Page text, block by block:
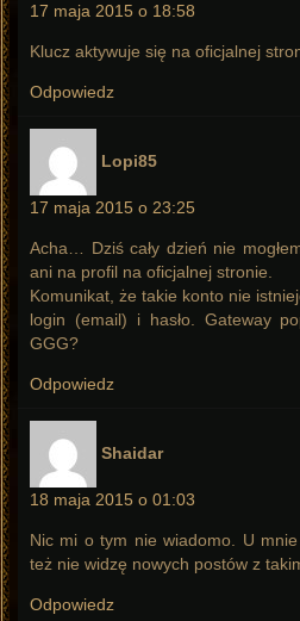
17 maja 2015 o 18:58
Klucz aktywuje się na oficjalnej
Odpowiedz
Lopi85
17 maja 2015 o 23:25
Acha… Dziś cały dzień nie
ani na profil na oficjalnej stronie.
Komunikat, że takie konto nie
login (email) i hasło. Gateway
GGG?
Odpowiedz
Shaidar
18 maja 2015 o 01:03
Nic mi o tym nie wiadomo. U
też nie widzę nowych postów z
Odpowiedz